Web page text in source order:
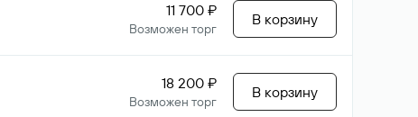
11 700 ₽
Возможен торг
В корзину
18 200 ₽
Возможен торг
В корзину